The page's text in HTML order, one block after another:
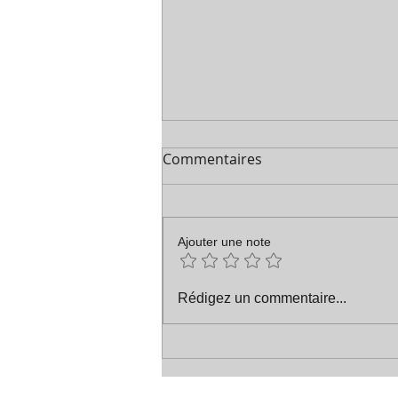
Commentaires
Ajouter une note
Rédigez un commentaire...